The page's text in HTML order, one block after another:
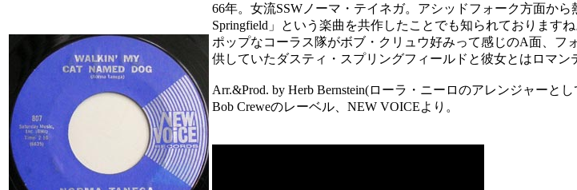
66年。女流SSWノーマ・テイネガ。アシッドフォーク方面か
Springfield」という楽曲を共作したことでも知られております
ポップなコーラス隊がボブ・クリュウ好みって感じのA面、
供していたダスティ・スプリングフィールドと彼女とはロマン
Arr.&Prod. by Herb Bernstein(ローラ・ニーロのアレンジャーとし
Bob Creweのレーベル、NEW VOICEより。